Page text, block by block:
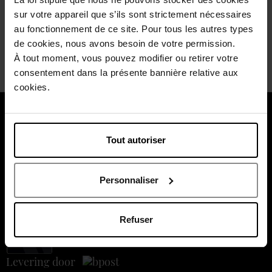
sur votre appareil que s’ils sont strictement nécessaires
au fonctionnement de ce site. Pour tous les autres types
de cookies, nous avons besoin de votre permission.
À tout moment, vous pouvez modifier ou retirer votre
consentement dans la présente bannière relative aux
cookies.
Tout autoriser
Personnaliser
Refuser
Wees de eerste om deze commentaar te evalueren.
Vind u deze mening nuttig?
Ja
Neen
Over ons
Betaal veilig
Levering door